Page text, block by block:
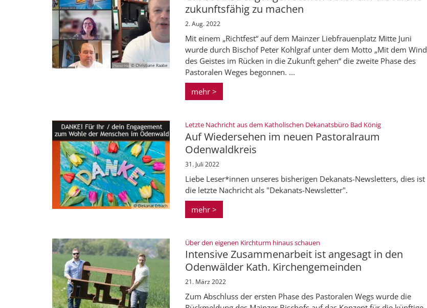
© Christiane Raabe
zukunftsfähig zu machen
2. Aug. 2022
Mit einem „Richtfest“ auf dem Mainzer Liebfrauenplatz Mitte Juni
wurde durch Bischof Peter Kohlgraf unter dem Motto „Mit dem Wind
des Geistes im Rücken in die Zukunft gehen“ die zweite Phase des
Pastoralen Weges begonnen. ...
mehr >
© Dekanat Erbach
Letzte Nachricht aus dem Katholischen Dekanatsbüro Bad König:
Auf Wiedersehen im neuen Pastoralraum
Odenwaldkreis
31. Juli 2022
Liebe Leser*innen unseres bisherigen Dekanats-Newsletters, dies ist
die letzte Nachricht als "Dekanats-Newsletter".
mehr >
Über den eigenen Kirchturm hinaus schauen
Intensive Zusammenarbeit ist angesagt in den
Odenwälder Kath. Kirchengemeinden
21. März 2022
Zum Abschluss der ersten Phase des Pastoralen Wegs wurde die